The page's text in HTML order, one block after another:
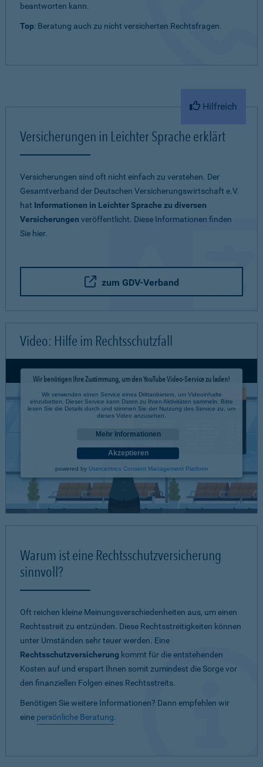
beantworten kann.
Top: Beratung auch zu nicht versicherten Rechtsfragen.
Hilfreich
Versicherungen in Leichter Sprache erklärt
Versicherungen sind oft nicht einfach zu verstehen. Der
Gesamtverband der Deutschen Versicherungswirtschaft e.V.
hat Informationen in Leichter Sprache zu diversen
Versicherungen veröffentlicht. Diese Informationen finden
Sie hier.
zum GDV-Verband
Video: Hilfe im Rechtsschutzfall
Wir benötigen Ihre Zustimmung, um den YouTube Video-Service zu laden!
Wir verwenden einen Service eines Drittanbieters, um Videoinhalte
einzubetten. Dieser Service kann Daten zu Ihren Aktivitäten sammeln. Bitte
lesen Sie die Details durch und stimmen Sie der Nutzung des Service zu, um
dieses Video anzusehen.
Mehr Informationen
Akzeptieren
powered by Usercentrics Consent Management Platform
Warum ist eine Rechtsschutzversicherung
sinnvoll?
Oft reichen kleine Meinungsverschiedenheiten aus, um einen
Rechtsstreit zu entzünden. Diese Rechtsstreitigkeiten können
unter Umständen sehr teuer werden. Eine
Rechtsschutzversicherung kommt für die entstehenden
Kosten auf und erspart Ihnen somit zumindest die Sorge vor
den finanziellen Folgen eines Rechtsstreits.
Benötigen Sie weitere Informationen? Dann empfehlen wir
eine persönliche Beratung.